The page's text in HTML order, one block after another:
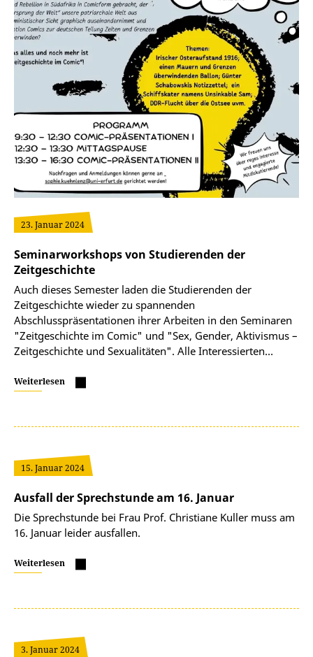
23. Januar 2024
Seminarworkshops von Studierenden der
Zeitgeschichte
Auch dieses Semester laden die Studierenden der
Zeitgeschichte wieder zu spannenden
Abschlusspräsentationen ihrer Arbeiten in den Seminaren
"Zeitgeschichte im Comic" und "Sex, Gender, Aktivismus –
Zeitgeschichte und Sexualitäten". Alle Interessierten…
Weiterlesen
15. Januar 2024
Ausfall der Sprechstunde am 16. Januar
Die Sprechstunde bei Frau Prof. Christiane Kuller muss am
16. Januar leider ausfallen.
Weiterlesen
3. Januar 2024